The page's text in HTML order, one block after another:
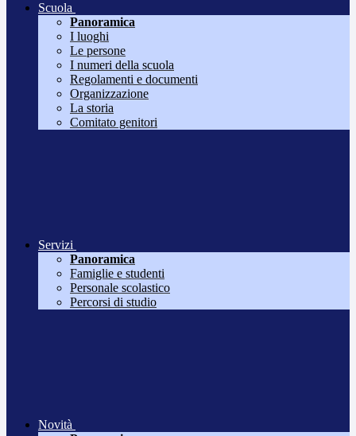
Scuola
Panoramica
I luoghi
Le persone
I numeri della scuola
Regolamenti e documenti
Organizzazione
La storia
Comitato genitori
Servizi
Panoramica
Famiglie e studenti
Personale scolastico
Percorsi di studio
Novità